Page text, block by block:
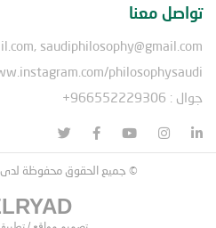
تواصل معنا
saudiphilosophy@gmail.com
philosophysaudi/
جوال : 966552229306+
© جميع الحقوق محفوظة لدى